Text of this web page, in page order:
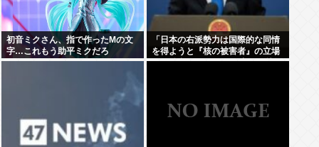
初音ミクさん、指で作ったMの文
字…これもう助平ミクだろ
「日本の右派勢力は国際的な同情
を得ようと『核の被害者』の立場
を政治利用している」 中国・林剣